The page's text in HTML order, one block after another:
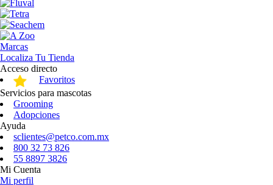
Marcas
Localiza Tu Tienda
Acceso directo
Favoritos
Servicios para mascotas
Grooming
Adopciones
Ayuda
sclientes@petco.com.mx
800 32 73 826
55 8897 3826
Mi Cuenta
Mi perfil